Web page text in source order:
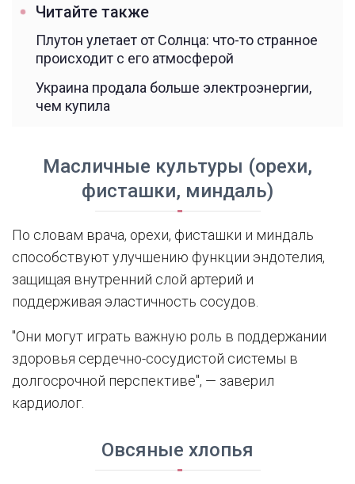
Читайте также
Плутон улетает от Солнца: что-то странное
происходит с его атмосферой
Украина продала больше электроэнергии,
чем купила
Масличные культуры (орехи,
фисташки, миндаль)
По словам врача, орехи, фисташки и миндаль
способствуют улучшению функции эндотелия,
защищая внутренний слой артерий и
поддерживая эластичность сосудов.
"Они могут играть важную роль в поддержании
здоровья сердечно-сосудистой системы в
долгосрочной перспективе", — заверил
кардиолог.
Овсяные хлопья